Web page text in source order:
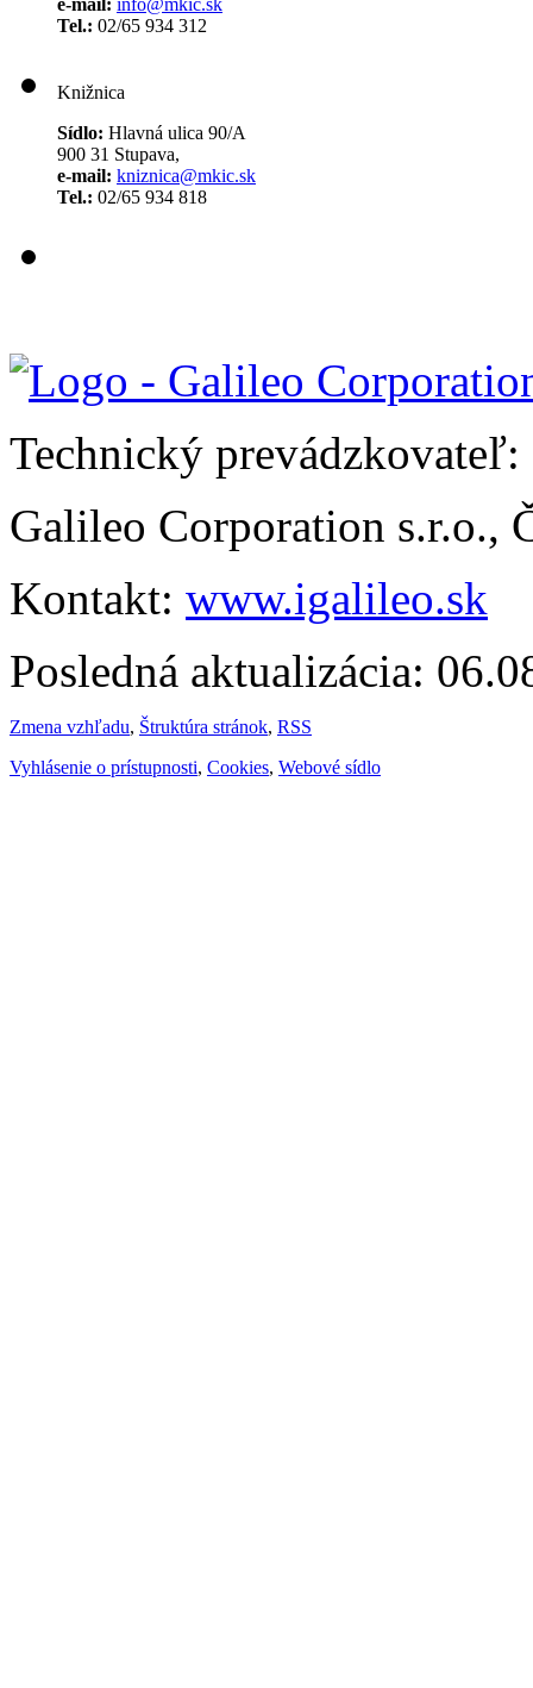
e-mail: info@mkic.sk
Tel.: 02/65 934 312
Knižnica
Sídlo: Hlavná ulica 90/A
900 31 Stupava,
e-mail: kniznica@mkic.sk
Tel.: 02/65 934 818
Technický prevádzkovateľ:
Galileo Corporation s.r.o.,
Kontakt: www.igalileo.sk
Posledná aktualizácia:
Zmena vzhľadu, Štruktúra stránok, RSS
Vyhlásenie o prístupnosti, Cookies, Webové sídlo